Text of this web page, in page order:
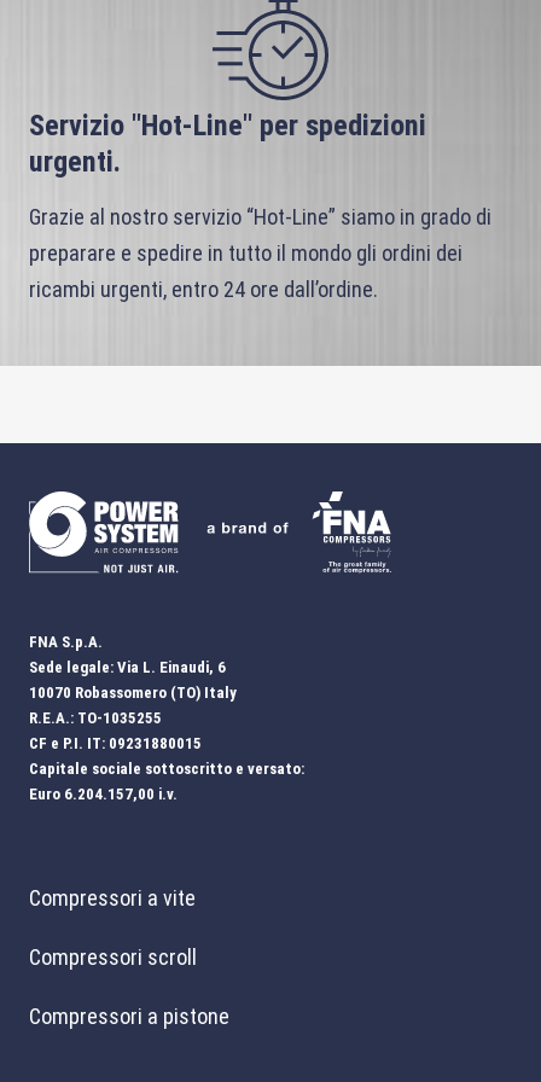
Servizio "Hot-Line" per spedizioni
urgenti.
Grazie al nostro servizio “Hot-Line” siamo in grado di
preparare e spedire in tutto il mondo gli ordini dei
ricambi urgenti, entro 24 ore dall’ordine.
FNA S.p.A.
Sede legale: Via L. Einaudi, 6
10070 Robassomero (TO) Italy
R.E.A.: TO-1035255
CF e P.I. IT: 09231880015
Capitale sociale sottoscritto e versato:
Euro 6.204.157,00 i.v.
Compressori a vite
Compressori scroll
Compressori a pistone